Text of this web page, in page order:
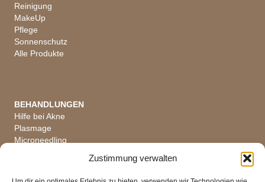
Zustimmung verwalten
Reinigung
MakeUp
Pflege
Sonnenschutz
Alle Produkte
BEHANDLUNGEN
Hilfe bei Akne
Plasmage
Microneedling